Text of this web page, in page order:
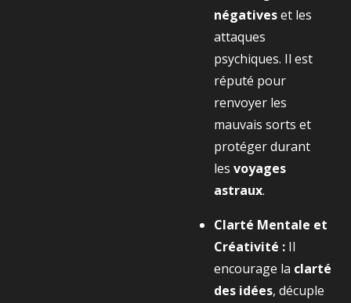
négativeset les
attaques
psychiques. Il est
réputé pour
renvoyer les
mauvais sorts et
protéger durant
les voyages
astraux.
Clarté Mentale et
Créativité : Il
encourage la clarté
des idées, décuple